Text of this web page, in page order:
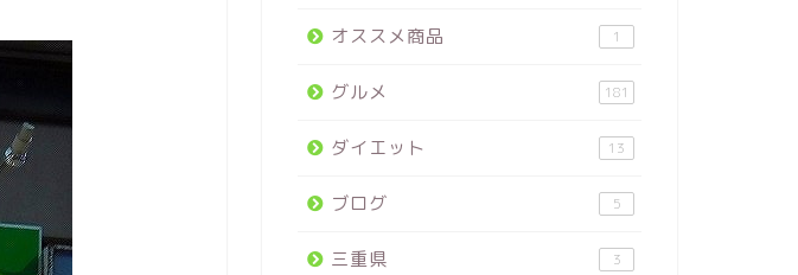
オススメ商品 1
グルメ 181
ダイエット 13
ブログ 5
三重県 3